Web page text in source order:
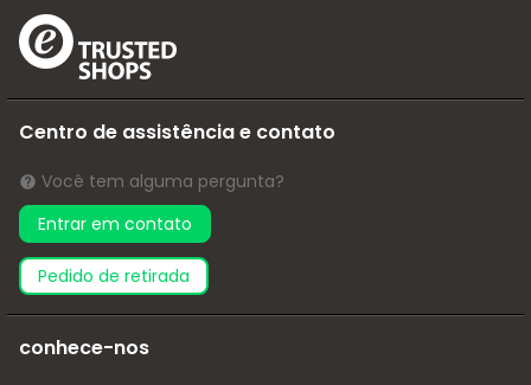
Centro de assistência e contato
Você tem alguma pergunta?
Entrar em contato
pedido de retirada
conhece-nos